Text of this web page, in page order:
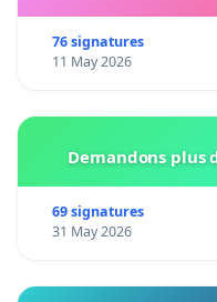
76 signatures
11 May 2026
Demandons plus
69 signatures
31 May 2026